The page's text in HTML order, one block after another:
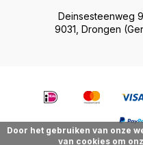
Deinsesteenweg
9031, Drongen
Door het gebruiken van onze
van cookies om